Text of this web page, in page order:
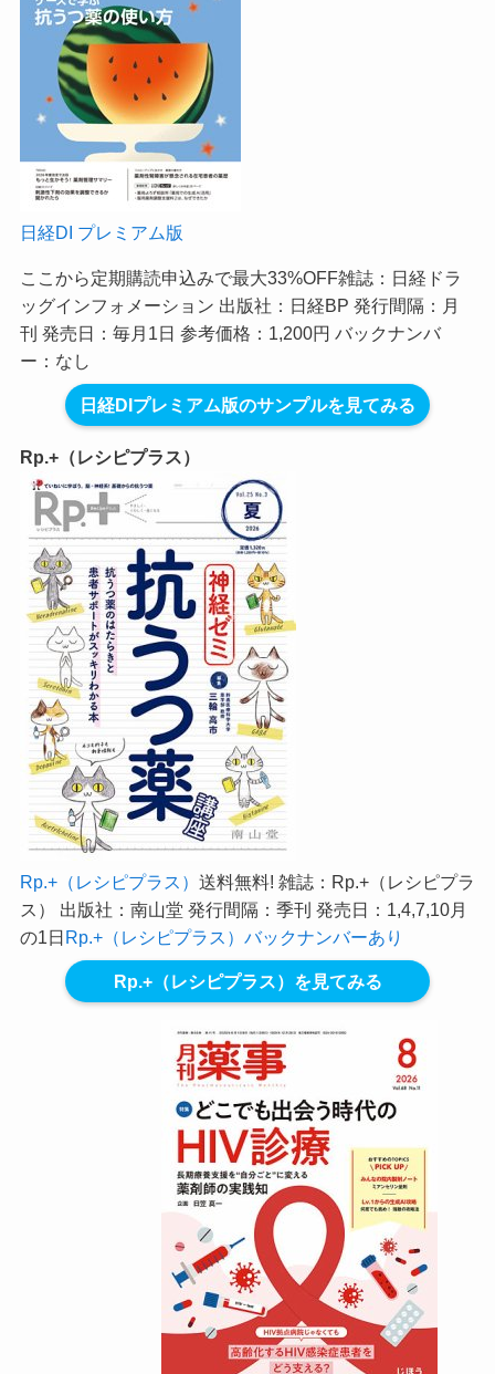
日経DI プレミアム版
ここから定期購読申込みで最大33%OFF雑誌：日経ドラ
ッグインフォメーション 出版社：日経BP 発行間隔：月
刊 発売日：毎月1日 参考価格：1,200円 バックナンバ
ー：なし
日経DIプレミアム版のサンプルを見てみる
Rp.+（レシピプラス）
Rp.+（レシピプラス） 送料無料! 雑誌：Rp.+（レシピプラ
ス） 出版社：南山堂 発行間隔：季刊 発売日：1,4,7,10月
の1日Rp.+（レシピプラス）バックナンバーあり
Rp.+（レシピプラス）を見てみる